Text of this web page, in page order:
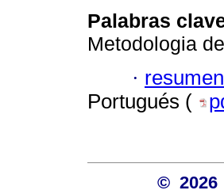
Palabras
Metodologia
·
Portugués (
© 2026